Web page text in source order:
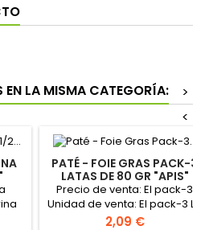
LA MISMA CATEGORÍA:
>
<
PATÉ - FOIE GRAS PACK-3
LATAS DE 80 GR "APIS"
Precio de venta: El pack-3
Unidad de venta: El pack-3 La
caja contiene 12 pack-3
Precio
2,09 €